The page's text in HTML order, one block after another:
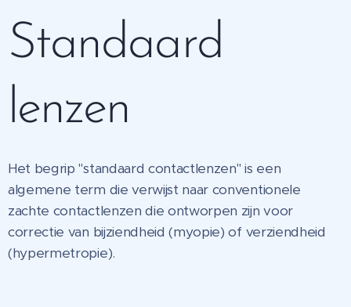
Standaard
lenzen
Het begrip "standaard contactlenzen" is een
algemene term die verwijst naar conventionele
zachte contactlenzen die ontworpen zijn voor
correctie van bijziendheid (myopie) of verziendheid
(hypermetropie).